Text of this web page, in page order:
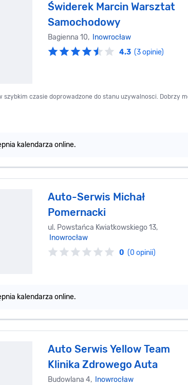
Świderek Marcin Warsztat
Samochodowy
Bagienna 10,
Inowrocław
4.3 (3 opinie)
szybkim czasie doprowadzone do stanu uzywalnosci. Dobrzy
kalendarza online.
Auto-Serwis Michał
Pomernacki
ul. Powstańca Kwiatkowskiego 13,
Inowrocław
0 (0 opinii)
kalendarza online.
Auto Serwis Yellow Team
Klinika Zdrowego Auta
Budowlana 4,
Inowrocław